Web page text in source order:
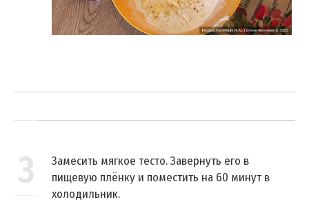
3
Замесить мягкое тесто. Завернуть его в
пищевую плёнку и поместить на 60 минут в
холодильник.